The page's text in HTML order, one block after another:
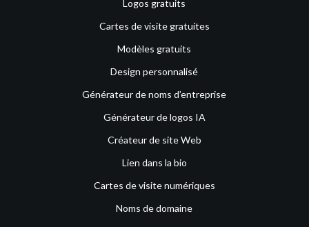
Logos gratuits
Cartes de visite gratuites
Modèles gratuits
Design personnalisé
Générateur de noms d’entreprise
Générateur de logos IA
Créateur de site Web
Lien dans la bio
Cartes de visite numériques
Noms de domaine